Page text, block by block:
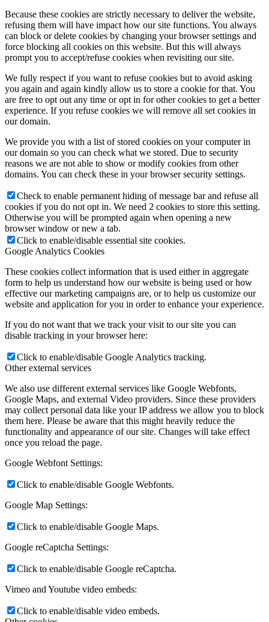
Because these cookies are strictly necessary to deliver the website,
refusing them will have impact how our site functions. You always
can block or delete cookies by changing your browser settings and
force blocking all cookies on this website. But this will always
prompt you to accept/refuse cookies when revisiting our site.
We fully respect if you want to refuse cookies but to avoid asking
you again and again kindly allow us to store a cookie for that. You
are free to opt out any time or opt in for other cookies to get a better
experience. If you refuse cookies we will remove all set cookies in
our domain.
We provide you with a list of stored cookies on your computer in
our domain so you can check what we stored. Due to security
reasons we are not able to show or modify cookies from other
domains. You can check these in your browser security settings.
Check to enable permanent hiding of message bar and refuse all
cookies if you do not opt in. We need 2 cookies to store this setting.
Otherwise you will be prompted again when opening a new
browser window or new a tab.
Click to enable/disable essential site cookies.
Google Analytics Cookies
These cookies collect information that is used either in aggregate
form to help us understand how our website is being used or how
effective our marketing campaigns are, or to help us customize our
website and application for you in order to enhance your experience.
If you do not want that we track your visit to our site you can
disable tracking in your browser here:
Click to enable/disable Google Analytics tracking.
Other external services
We also use different external services like Google Webfonts,
Google Maps, and external Video providers. Since these providers
may collect personal data like your IP address we allow you to block
them here. Please be aware that this might heavily reduce the
functionality and appearance of our site. Changes will take effect
once you reload the page.
Google Webfont Settings:
Click to enable/disable Google Webfonts.
Google Map Settings:
Click to enable/disable Google Maps.
Google reCaptcha Settings:
Click to enable/disable Google reCaptcha.
Vimeo and Youtube video embeds:
Click to enable/disable video embeds.